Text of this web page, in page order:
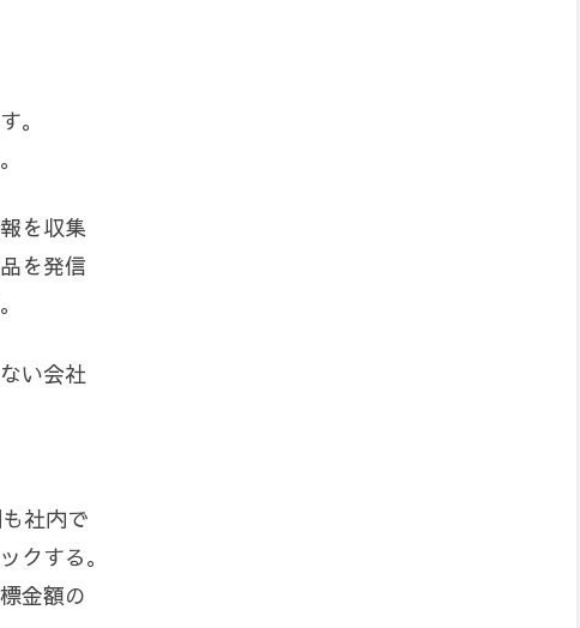
。
を収集
を発信
い会社
社内で
クする。
金額の